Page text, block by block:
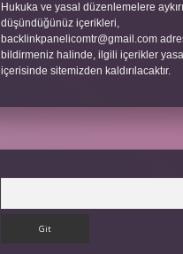
Hukuka ve yasal düzenlemelere
düşündüğünüz içerikleri,
backlinkpanelicomtr@gmail.com
bildirmeniz halinde, ilgili içerikler
içerisinde sitemizden kaldırılacaktır.